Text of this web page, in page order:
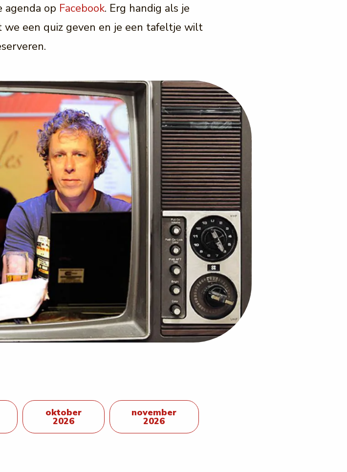
agenda op Facebook. Erg handig als je
een quiz geven en je een tafeltje wilt
oktober
2026
november
2026